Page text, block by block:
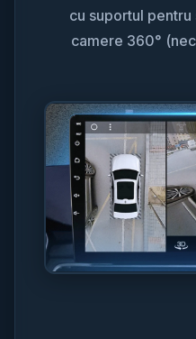
cu suportul
camere 360°